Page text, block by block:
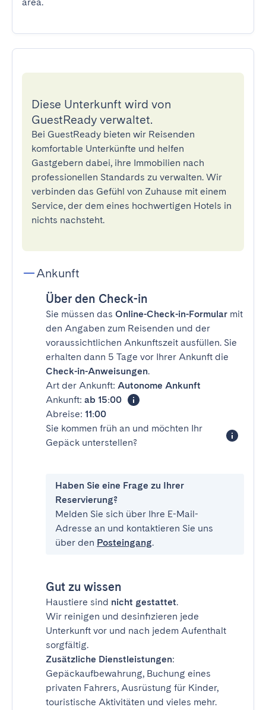
Diese Unterkunft wird von
GuestReady verwaltet.
Bei GuestReady bieten wir Reisenden
komfortable Unterkünfte und helfen
Gastgebern dabei, ihre Immobilien nach
professionellen Standards zu verwalten. Wir
verbinden das Gefühl von Zuhause mit einem
Service, der dem eines hochwertigen Hotels in
nichts nachsteht.
Ankunft
Über den Check-in
Sie müssen das Online-Check-in-Formular mit
den Angaben zum Reisenden und der
voraussichtlichen Ankunftszeit ausfüllen. Sie
erhalten dann 5 Tage vor Ihrer Ankunft die
Check-in-Anweisungen.
Art der Ankunft: Autonome Ankunft
Ankunft: ab 15:00
Abreise: 11:00
Sie kommen früh an und möchten Ihr
Gepäck unterstellen?
Haben Sie eine Frage zu Ihrer
Reservierung?
Melden Sie sich über Ihre E-Mail-
Adresse an und kontaktieren Sie uns
über den Posteingang.
Gut zu wissen
Haustiere sind nicht gestattet.
Wir reinigen und desinfizieren jede
Unterkunft vor und nach jedem Aufenthalt
sorgfältig.
Zusätzliche Dienstleistungen:
Gepäckaufbewahrung, Buchung eines
privaten Fahrers, Ausrüstung für Kinder,
touristische Aktivitäten und vieles mehr.